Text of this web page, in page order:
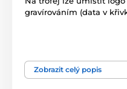
gravírováním (data v
Firmy
Zobrazit celý popis